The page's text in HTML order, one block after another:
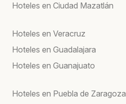
Hoteles en Ciudad Mazatlán
Hoteles en Veracruz
Hoteles en Guadalajara
Hoteles en Guanajuato
Hoteles en Puebla de Zaragoza